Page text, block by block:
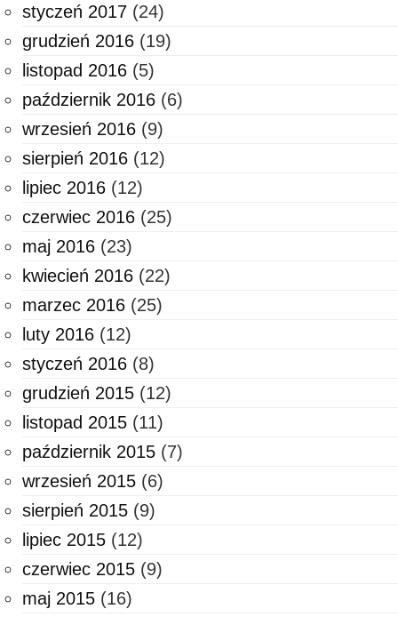
styczeń 2017 (24)
grudzień 2016 (19)
listopad 2016 (5)
październik 2016 (6)
wrzesień 2016 (9)
sierpień 2016 (12)
lipiec 2016 (12)
czerwiec 2016 (25)
maj 2016 (23)
kwiecień 2016 (22)
marzec 2016 (25)
luty 2016 (12)
styczeń 2016 (8)
grudzień 2015 (12)
listopad 2015 (11)
październik 2015 (7)
wrzesień 2015 (6)
sierpień 2015 (9)
lipiec 2015 (12)
czerwiec 2015 (9)
maj 2015 (16)